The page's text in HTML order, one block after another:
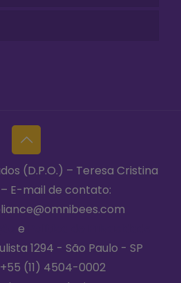
(D.P.O.) – Teresa Cristina
– E-mail de contato:
e
1294 - São Paulo - SP
+55 (11) 4504-0002